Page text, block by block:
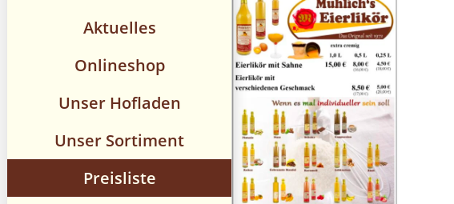
Aktuelles
Onlineshop
Unser Hofladen
Unser Sortiment
Preisliste